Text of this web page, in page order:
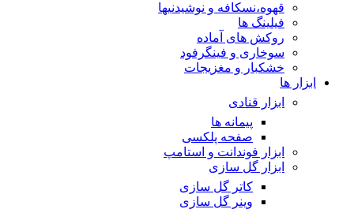
قهوه،نسکافه و نوشیدنیها
فیلینگ ها
روکش های آماده
سوخاری و فینگرفود
خشکبار و مغزیجات
ابزار ها
ابزار قنادی
پیمانه ها
صفحه پلکسی
ابزار فوندانت و استامپ
ابزار گل سازی
کاتر گل سازی
وینر گل سازی